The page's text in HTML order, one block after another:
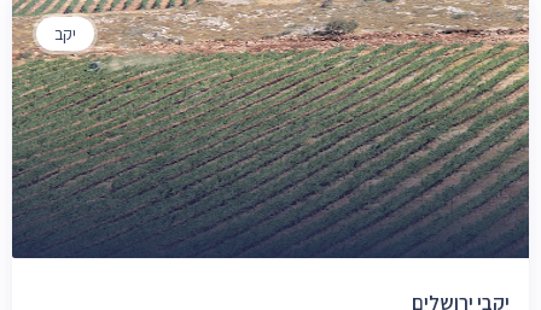
יקב
יקבי ירושלים